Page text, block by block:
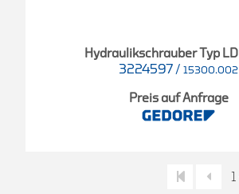
Hydraulikschrauber Typ
3224597 / 15300.002
Preis auf Anfrage